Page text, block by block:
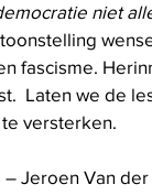
niet
fascisme.
Laten we de
versterken.
Jeroen Van